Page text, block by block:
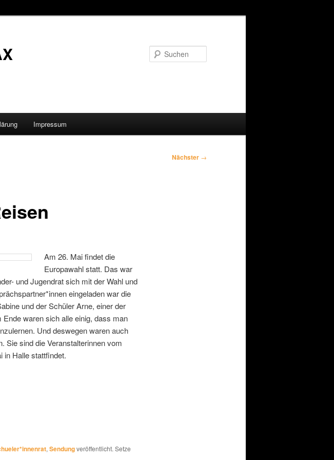
Impressum
Nächster →
Am 26. Mai findet die
Europawahl statt. Das war
und Jugendrat sich mit der Wahl und
eingeladen war die
und der Schüler Arne, einer der
waren sich alle einig, dass man
Und deswegen waren auch
Sie sind die Veranstalterinnen vom
in Halle stattfindet.
, Sendungveröffentlicht. Setze